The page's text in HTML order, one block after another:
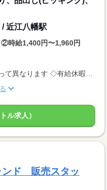
近江八幡駅
時給1,400円〜1,960円
◇土日祝休み ※勤務先によって異なります ◇有給休暇あり（入社6ヵ月後に10日付与） ◇産休・育休制度あり 休日多めの職場が多いでが、 月給制なので給料は安定です！
ル求人）
ド 販売スタッ